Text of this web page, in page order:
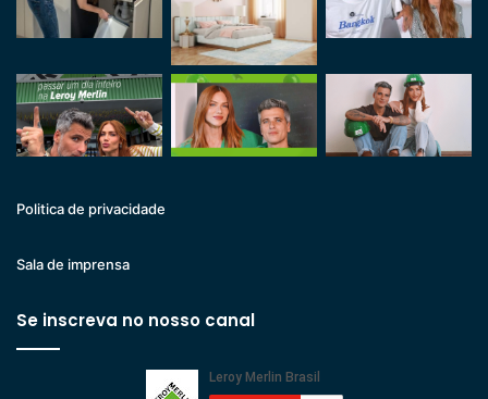
Politica de privacidade
Sala de imprensa
Se inscreva no nosso canal